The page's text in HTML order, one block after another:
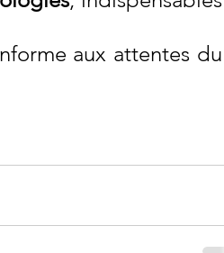
aux attentes du